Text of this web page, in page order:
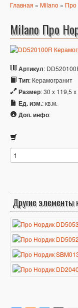
Главная » Milano » Про
Milano Про
Артикул:
Тип: Керамогранит
Размер: 30 x 119,5
Ед. изм.: кв.м.
Доп. инфо:
Другие